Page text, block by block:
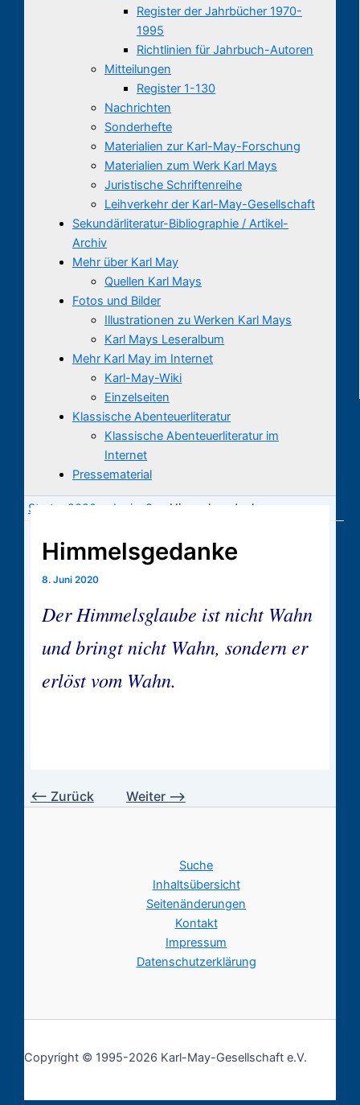
Register der Jahrbücher 1970-
1995
Richtlinien für Jahrbuch-Autoren
Mitteilungen
Register 1-130
Nachrichten
Sonderhefte
Materialien zur Karl-May-Forschung
Materialien zum Werk Karl Mays
Juristische Schriftenreihe
Leihverkehr der Karl-May-Gesellschaft
Sekundärliteratur-Bibliographie / Artikel-
Archiv
Mehr über Karl May
Quellen Karl Mays
Fotos und Bilder
Illustrationen zu Werken Karl Mays
Karl Mays Leseralbum
Mehr Karl May im Internet
Karl-May-Wiki
Einzelseiten
Klassische Abenteuerliteratur
Klassische Abenteuerliteratur im
Internet
Pressematerial
Start 2020 Juni 8. Himmelsgedanke
Himmelsgedanke
8. Juni 2020
Der Himmelsglaube ist nicht Wahn
und bringt nicht Wahn, sondern er
erlöst vom Wahn.
⟵ Zurück Weiter ⟶
Suche
Inhaltsübersicht
Seitenänderungen
Kontakt
Impressum
Datenschutzerklärung
Copyright © 1995-2026 Karl-May-Gesellschaft e.V.